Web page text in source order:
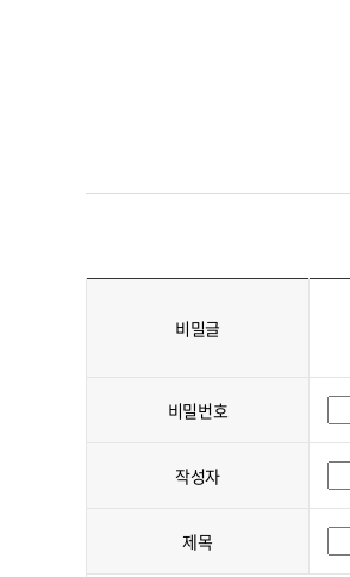
비밀글
비밀번호
작성자
제목